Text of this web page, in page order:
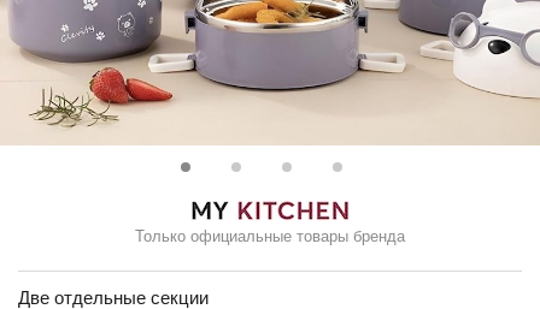
Только официальные товары бренда
Две отдельные секции